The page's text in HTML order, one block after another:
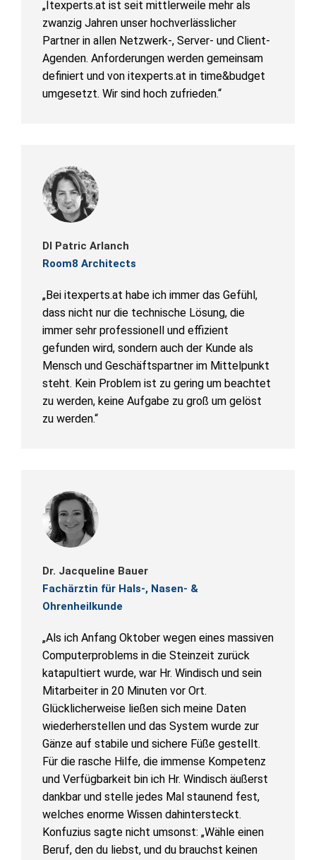
„Itexperts.at ist seit mittlerweile mehr als
zwanzig Jahren unser hochverlässlicher
Partner in allen Netzwerk-, Server- und Client-
Agenden. Anforderungen werden gemeinsam
definiert und von itexperts.at in time&budget
umgesetzt. Wir sind hoch zufrieden.“
DI Patric Arlanch
Room8 Architects
„Bei itexperts.at habe ich immer das Gefühl,
dass nicht nur die technische Lösung, die
immer sehr professionell und effizient
gefunden wird, sondern auch der Kunde als
Mensch und Geschäftspartner im Mittelpunkt
steht. Kein Problem ist zu gering um beachtet
zu werden, keine Aufgabe zu groß um gelöst
zu werden.“
Dr. Jacqueline Bauer
Fachärztin für Hals-, Nasen- &
Ohrenheilkunde
„Als ich Anfang Oktober wegen eines massiven
Computerproblems in die Steinzeit zurück
katapultiert wurde, war Hr. Windisch und sein
Mitarbeiter in 20 Minuten vor Ort.
Glücklicherweise ließen sich meine Daten
wiederherstellen und das System wurde zur
Gänze auf stabile und sichere Füße gestellt.
Für die rasche Hilfe, die immense Kompetenz
und Verfügbarkeit bin ich Hr. Windisch äußerst
dankbar und stelle jedes Mal staunend fest,
welches enorme Wissen dahintersteckt.
Konfuzius sagte nicht umsonst: „Wähle einen
Beruf, den du liebst, und du brauchst keinen